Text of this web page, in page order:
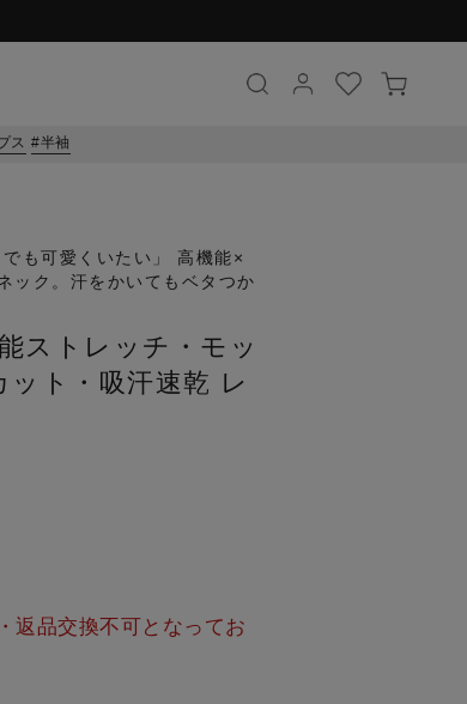
ス 半袖
も可愛くいたい」 高機能×
ック。汗をかいてもベタつか
ストレッチ・モッ
ト・吸汗速乾 レ
返品交換不可となってお